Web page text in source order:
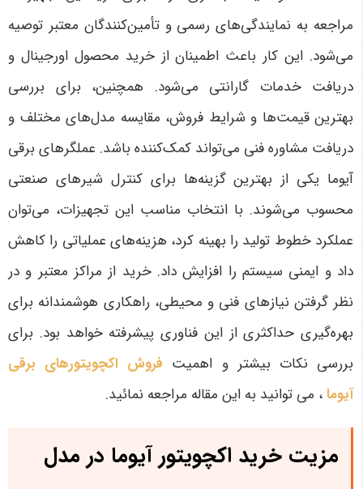
مراجعه به نمایندگی‌های رسمی و تأمین‌کنندگان معتبر توصیه
می‌شود. این کار باعث اطمینان از خرید محصول اورجینال و
دریافت خدمات گارانتی می‌شود. همچنین، برای بررسی
بهترین قیمت‌ها و شرایط فروش، مقایسه مدل‌های مختلف و
دریافت مشاوره فنی می‌تواند کمک‌کننده باشد. عملگرهای برقی
آیوما یکی از بهترین گزینه‌ها برای کنترل شیرهای صنعتی
محسوب می‌شوند. با انتخاب مناسب این تجهیزات، می‌توان
عملکرد خطوط تولید را بهینه کرد، هزینه‌های عملیاتی را کاهش
داد و ایمنی سیستم را افزایش داد. خرید از مراکز معتبر و در
نظر گرفتن نیازهای فنی و محیطی، راهکاری هوشمندانه برای
بهره‌گیری حداکثری از این فناوری پیشرفته خواهد بود. برای
بررسی نکات بیشتر و اهمیت فروش اکچویتورهای برقی
آیوما، می توانید به این مقاله مراجعه نمائید.
مزیت خرید اکچویتور آیوما در مدل